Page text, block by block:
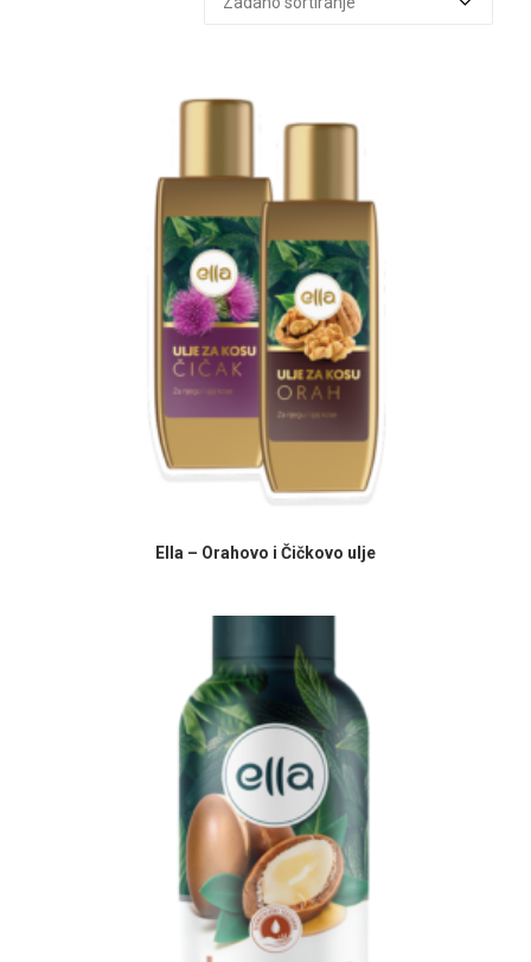
Search
PROČITAJ VIŠE
Ella – Orahovo i Čičkovo ulje